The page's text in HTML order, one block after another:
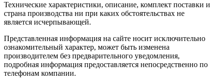
Технические характеристики, описание, комплект поставки и
страна производства ни при каких обстоятельствах не
является исчерпывающей.
Представленная информация на сайте носит исключительно
ознакомительный характер, может быть изменена
производителем без предварительного уведомления,
подробная информация предоставляется непосредственно по
телефонам компании.